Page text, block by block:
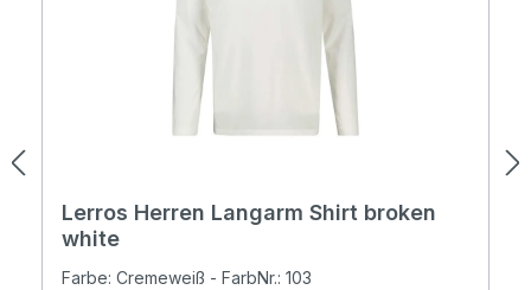
Lerros Herren Langarm Shirt broken
white
Farbe: Cremeweiß - FarbNr.: 103